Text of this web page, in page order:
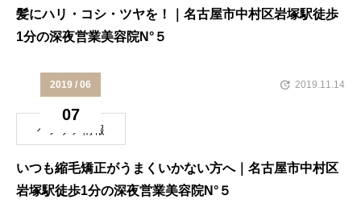
髪にハリ・コシ・ツヤを！｜名古屋市中村区岩塚駅徒歩
1分の深夜営業美容院N°５
2019 / 06
07
2019.11.14
ヘアケア情報
いつも縮毛矯正がうまくいかない方へ｜名古屋市中村区
岩塚駅徒歩1分の深夜営業美容院N°５